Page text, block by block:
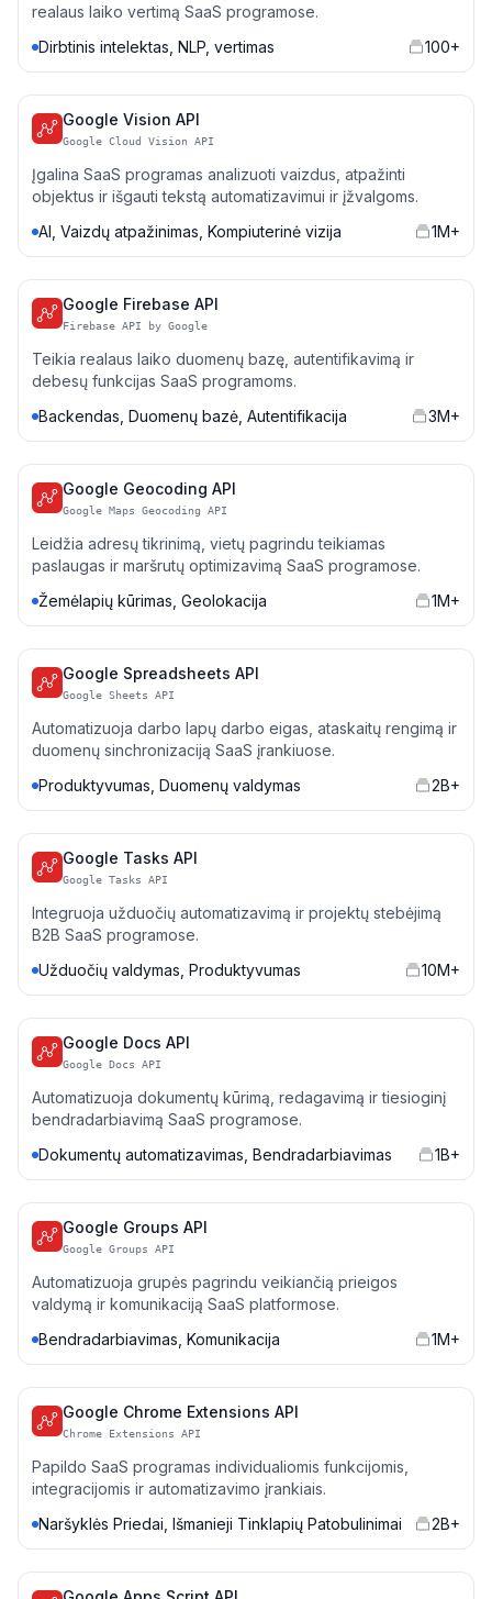
realaus laiko vertimą SaaS programose.
Dirbtinis intelektas, NLP, vertimas
100+
Google Vision API
Google Cloud Vision API
Įgalina SaaS programas analizuoti vaizdus, atpažinti
objektus ir išgauti tekstą automatizavimui ir įžvalgoms.
AI, Vaizdų atpažinimas, Kompiuterinė vizija
1M+
Google Firebase API
Firebase API by Google
Teikia realaus laiko duomenų bazę, autentifikavimą ir
debesų funkcijas SaaS programoms.
Backendas, Duomenų bazė, Autentifikacija
3M+
Google Geocoding API
Google Maps Geocoding API
Leidžia adresų tikrinimą, vietų pagrindu teikiamas
paslaugas ir maršrutų optimizavimą SaaS programose.
Žemėlapių kūrimas, Geolokacija
1M+
Google Spreadsheets API
Google Sheets API
Automatizuoja darbo lapų darbo eigas, ataskaitų rengimą ir
duomenų sinchronizaciją SaaS įrankiuose.
Produktyvumas, Duomenų valdymas
2B+
Google Tasks API
Google Tasks API
Integruoja užduočių automatizavimą ir projektų stebėjimą
B2B SaaS programose.
Užduočių valdymas, Produktyvumas
10M+
Google Docs API
Google Docs API
Automatizuoja dokumentų kūrimą, redagavimą ir tiesioginį
bendradarbiavimą SaaS programose.
Dokumentų automatizavimas, Bendradarbiavimas
1B+
Google Groups API
Google Groups API
Automatizuoja grupės pagrindu veikiančią prieigos
valdymą ir komunikaciją SaaS platformose.
Bendradarbiavimas, Komunikacija
1M+
Google Chrome Extensions API
Chrome Extensions API
Papildo SaaS programas individualiomis funkcijomis,
integracijomis ir automatizavimo įrankiais.
Naršyklės Priedai, Išmanieji Tinklapių Patobulinimai
2B+